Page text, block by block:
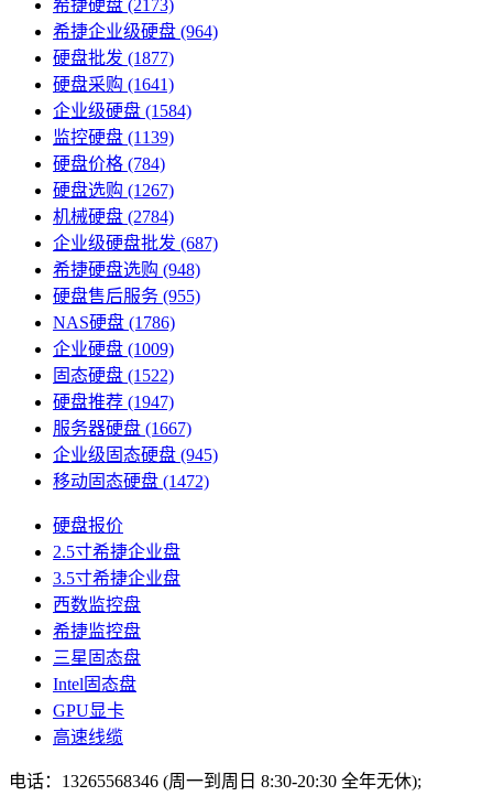
希捷硬盘 (2173)
希捷企业级硬盘 (964)
硬盘批发 (1877)
硬盘采购 (1641)
企业级硬盘 (1584)
监控硬盘 (1139)
硬盘价格 (784)
硬盘选购 (1267)
机械硬盘 (2784)
企业级硬盘批发 (687)
希捷硬盘选购 (948)
硬盘售后服务 (955)
NAS硬盘 (1786)
企业硬盘 (1009)
固态硬盘 (1522)
硬盘推荐 (1947)
服务器硬盘 (1667)
企业级固态硬盘 (945)
移动固态硬盘 (1472)
硬盘报价
2.5寸希捷企业盘
3.5寸希捷企业盘
西数监控盘
希捷监控盘
三星固态盘
Intel固态盘
GPU显卡
高速线缆
电话：13265568346 (周一到周日 8:30-20:30 全年无休);